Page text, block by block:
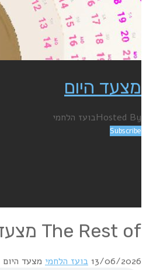
מצעד היום
Hosted Byבועז הלחמי
Subscribe
The Rest of מצעד היום (גרסת האלבום) 15 – 13.6.26
13/06/2026 בועז הלחמי מצעד היום